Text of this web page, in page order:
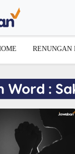
RENUNGAN
Word :